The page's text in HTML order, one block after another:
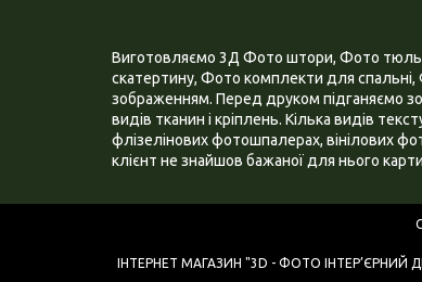
Виготовляємо 3Д Фото штори, Фото тюль,
скатертину, Фото комплекти для спальні,
зображенням. Перед друком підганяємо
видів тканин і кріплень. Кілька видів
флізелінових фотошпалерах, вінілових
клієнт не знайшов бажаної для нього